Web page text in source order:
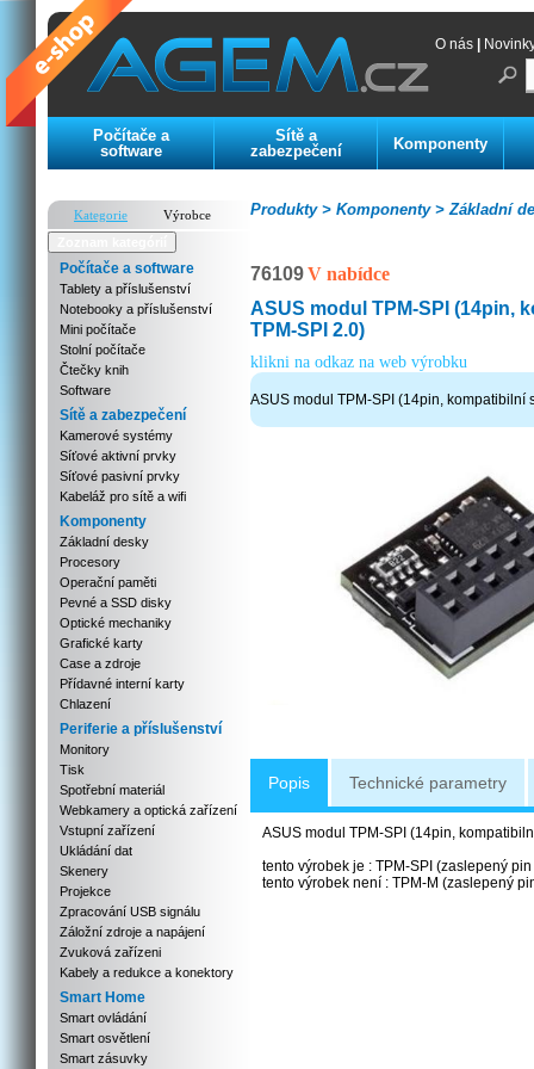
O nás
Počítače a
software
Sítě a
zabezpečení
Komponenty
Kategorie
Výrobce
Počítače a software
Tablety a příslušenství
Notebooky a příslušenství
Mini počítače
Stolní počítače
Čtečky knih
Software
Sítě a zabezpečení
Kamerové systémy
Síťové aktivní prvky
Síťové pasivní prvky
Kabeláž pro sítě a wifi
Komponenty
Základní desky
Procesory
Operační paměti
Pevné a SSD disky
Optické mechaniky
Grafické karty
Case a zdroje
Přídavné interní karty
Chlazení
Periferie a příslušenství
Monitory
Tisk
Spotřební materiál
Webkamery a optická zařízení
Vstupní zařízení
Ukládání dat
Skenery
Projekce
Zpracování USB signálu
Záložní zdroje a napájení
Zvuková zařízeni
Kabely a redukce a konektory
Smart Home
Smart ovládání
Smart osvětlení
Smart zásuvky
Základní
Komponenty >
Produkty >
76109V nabídce
ASUS modul TPM-SPI (14pin,
TPM-SPI 2.0)
klikni na odkaz na web výrobku
ASUS modul TPM-SPI (14pin, kompatibilní
Popis Technické parametry
ASUS modul TPM-SPI (14pin,
tento výrobek je : TPM-SPI (zaslepený
tento výrobek není : TPM-M (zaslepený